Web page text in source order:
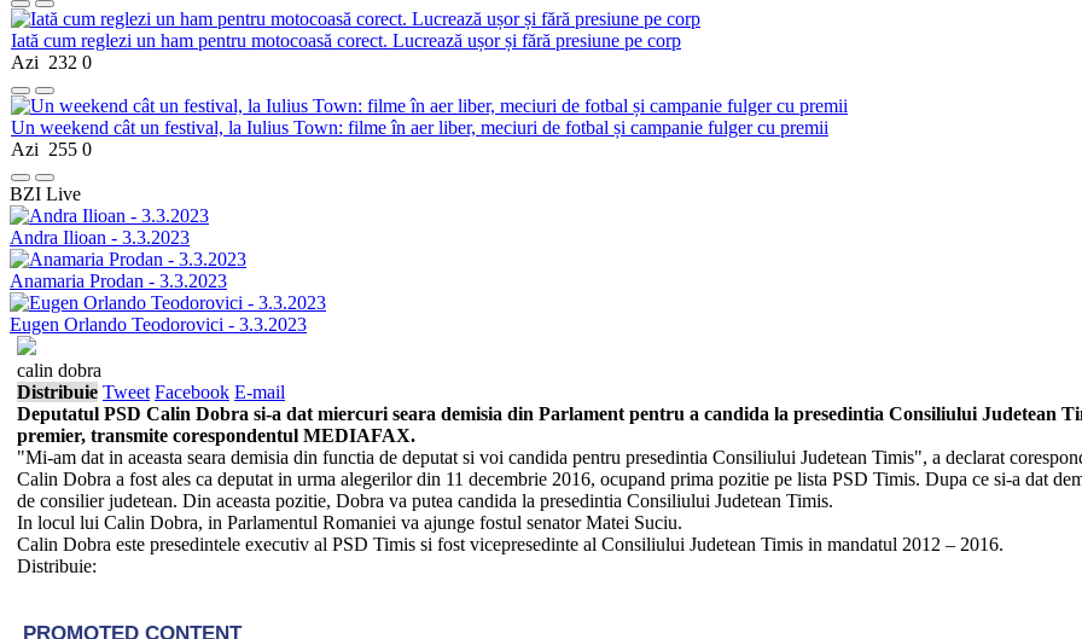
Iată cum reglezi un ham pentru motocoasă corect. Lucrează ușor și fără presiune pe corp
Azi 232 0
Un weekend cât un festival, la Iulius Town: filme în aer liber, meciuri de fotbal și campanie fulger cu premii
Azi 255 0
BZI Live
Andra Ilioan - 3.3.2023
Anamaria Prodan - 3.3.2023
Eugen Orlando Teodorovici - 3.3.2023
calin dobra
Distribuie Tweet Facebook E-mail
Deputatul PSD Calin Dobra si-a dat miercuri seara demisia din Parlament pentru a candida la presedintia Consiliului Judetean
premier, transmite corespondentul MEDIAFAX.
"Mi-am dat in aceasta seara demisia din functia de deputat si voi candida pentru presedintia Consiliului Judetean Timis", a declarat
Calin Dobra a fost ales ca deputat in urma alegerilor din 11 decembrie 2016, ocupand prima pozitie pe lista PSD Timis. Dupa ce si-a dat
de consilier judetean. Din aceasta pozitie, Dobra va putea candida la presedintia Consiliului Judetean Timis.
In locul lui Calin Dobra, in Parlamentul Romaniei va ajunge fostul senator Matei Suciu.
Calin Dobra este presedintele executiv al PSD Timis si fost vicepresedinte al Consiliului Judetean Timis in mandatul 2012 – 2016.
Distribuie: